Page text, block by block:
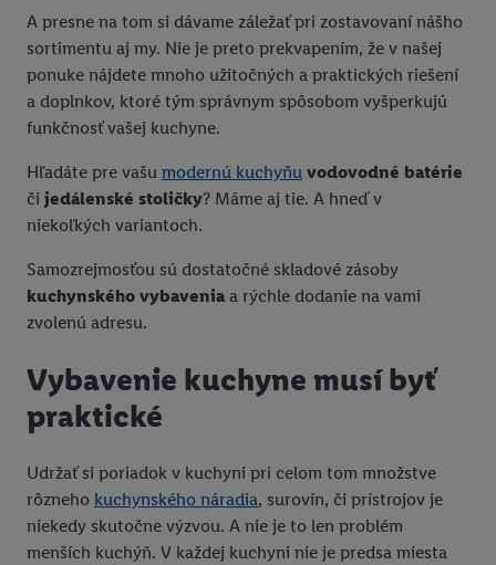
A presne na tom si dávame záležať pri zostavovaní nášho
sortimentu aj my. Nie je preto prekvapením, že v našej
ponuke nájdete mnoho užitočných a praktických riešení
a doplnkov, ktoré tým správnym spôsobom vyšperkujú
funkčnosť vašej kuchyne.
Hľadáte pre vašu modernú kuchyňu vodovodné batérie
či jedálenské stoličky? Máme aj tie. A hneď v
niekoľkých variantoch.
Samozrejmosťou sú dostatočné skladové zásoby
kuchynského vybavenia a rýchle dodanie na vami
zvolenú adresu.
Vybavenie kuchyne musí byť
praktické
Udržať si poriadok v kuchyni pri celom tom množstve
rôzneho kuchynského náradia, surovín, či prístrojov je
niekedy skutočne výzvou. A nie je to len problém
menších kuchýň. V každej kuchyni nie je predsa miesta